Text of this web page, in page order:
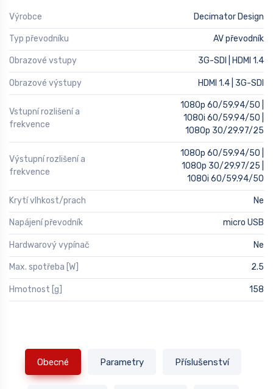
Výrobce Decimator Design
Typ převodníku AV převodník
Obrazové vstupy 3G-SDI | HDMI 1.4
Obrazové výstupy HDMI 1.4 | 3G-SDI
Vstupní rozlišení a
frekvence
1080p 60/59.94/50 |
1080i 60/59.94/50 |
1080p 30/29.97/25
Výstupní rozlišení a
frekvence
1080p 60/59.94/50 |
1080p 30/29.97/25 |
1080i 60/59.94/50
Krytí vlhkost/prach Ne
Napájení převodník micro USB
Hardwarový vypínač Ne
Max. spotřeba [W] 2.5
Hmotnost [g] 158
Obecné Parametry Příslušenství